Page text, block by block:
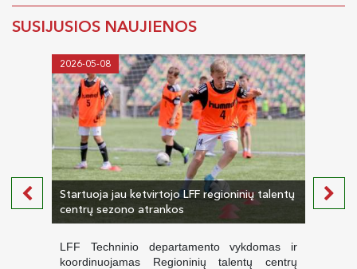
SUSIJUSIOS NAUJIENOS
2026-05-08
Startuoja jau ketvirtojo LFF regioninių talentų
centrų sezono atrankos
LFF Techninio departamento vykdomas ir
koordinuojamas Regioninių talentų centrų